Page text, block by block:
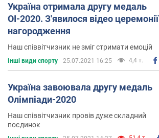
Україна отримала другу медаль
ОІ-2020. З'явилося відео церемонії
нагородження
Наш співвітчизник не зміг стримати емоцій
Інші види спорту 25.07.2021 16:25 4,4 т.
Україна завоювала другу медаль
Олімпіади-2020
Наш співвітчизник провів дуже складний
поєдинок